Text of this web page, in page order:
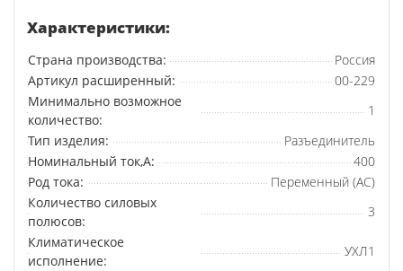
Характеристики:
Страна производства:
Россия
Артикул расширенный:
00-229
Минимально возможное
количество:
1
Тип изделия:
Разъединитель
Номинальный ток,А:
400
Род тока:
Переменный (AC)
Количество силовых
полюсов:
3
Климатическое
исполнение:
УХЛ1